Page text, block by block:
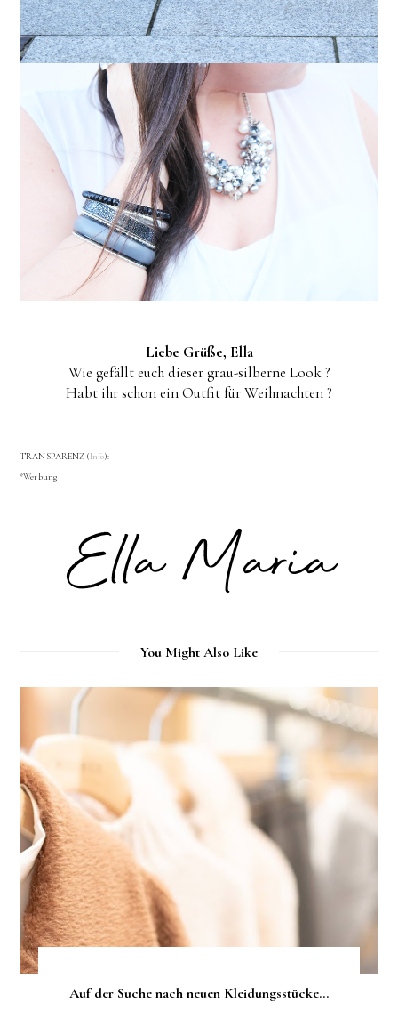
Liebe Grüße, Ella
Wie gefällt euch dieser grau-silberne Look ?
Habt ihr schon ein Outfit für Weihnachten ?
TRANSPARENZ (Info):
*Werbung
You Might Also Like
Auf der Suche nach neuen Kleidungsstücke...